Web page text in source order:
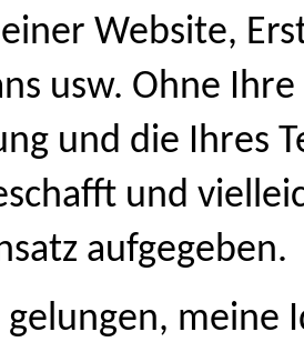
Website,
usw. Ohne Ihre
und die Ihres
und
aufgegeben.
gelungen, meine